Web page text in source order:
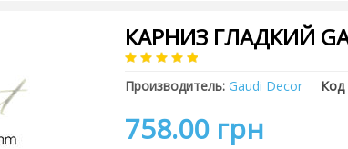
КАРНИЗ ГЛАДКИЙ
Производитель: Gaudi Decor Код
758.00 грн